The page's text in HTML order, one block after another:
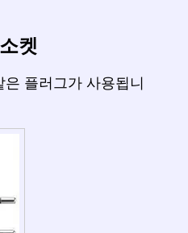
켓
은 플러그가 사용됩니